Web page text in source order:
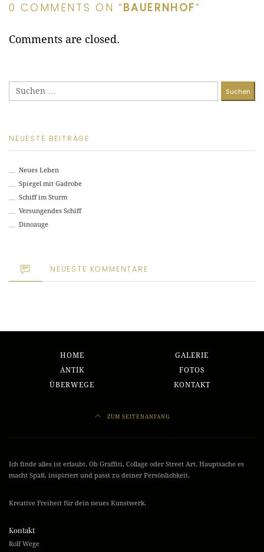
0 COMMENTS ON “BAUERNHOF”
Comments are closed.
Suchen
nach:
NEUESTE BEITRÄGE
Neues Leben
Spiegel mit Gadrobe
Schiff im Sturm
Versungendes Schiff
Dinoauge
NEUESTE KOMMENTARE
HOME
GALERIE
ANTIK
FOTOS
ÜBERWEGE
KONTAKT
ZUM SEITENANFANG
Ich finde alles ist erlaubt. Ob Graffiti, Collage oder Street Art. Hauptsache es
macht Spaß, inspiriert und passt zu deiner Persönlichkeit.
Kreative Freiheit für dein neues Kunstwerk.
Kontakt
Rolf Wege